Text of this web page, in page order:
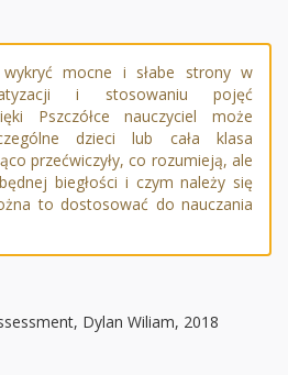
mocne i słabe strony w
i stosowaniu pojęć
Pszczółce nauczyciel może
dzieci lub cała klasa
przećwiczyły, co rozumieją, ale
biegłości i czym należy się
to dostosować do nauczania
Dylan Wiliam, 2018